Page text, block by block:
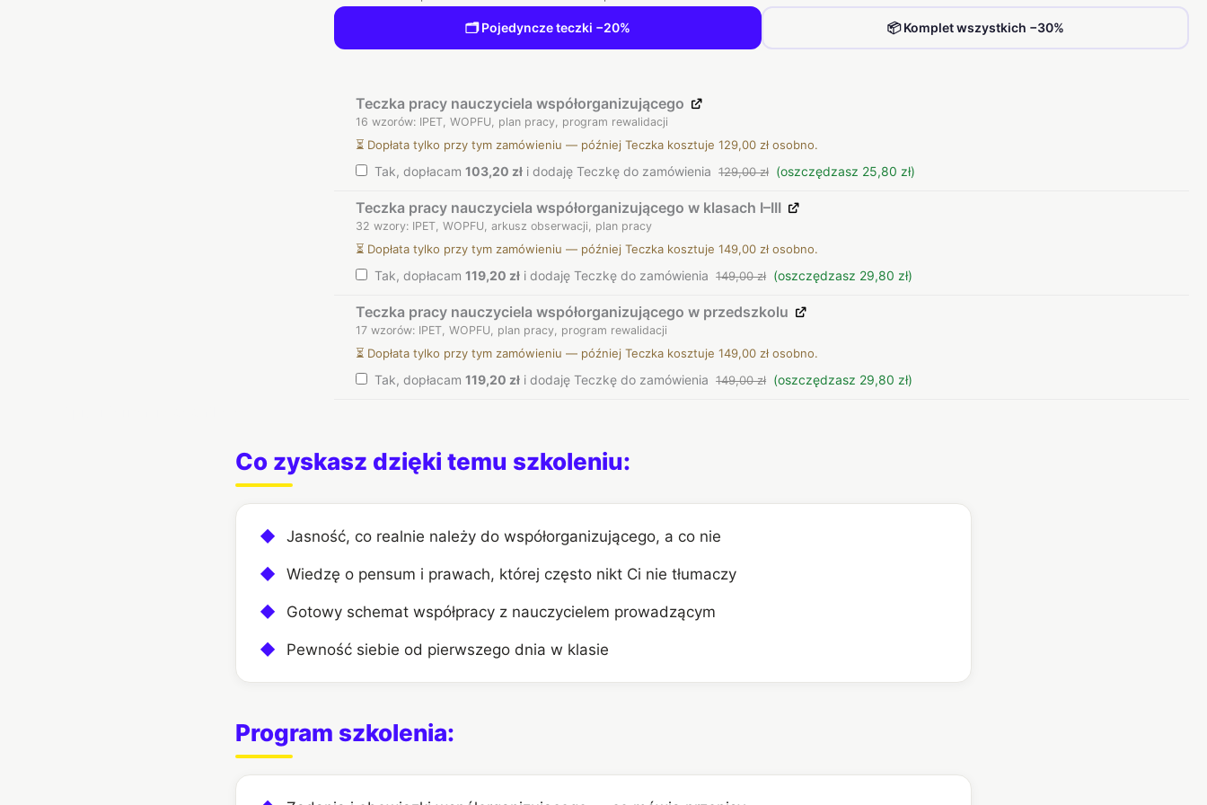
🗂️ Pojedyncze teczki −20% 📦 Komplet wszystkich −30%
Teczka pracy nauczyciela współorganizującego
16 wzorów: IPET, WOPFU, plan pracy, program rewalidacji
⏳ Dopłata tylko przy tym zamówieniu — później Teczka kosztuje 129,00 zł osobno.
Tak, dopłacam103,20 zł i dodaję Teczkę do zamówienia 129,00 zł (oszczędzasz 25,80 zł)
Teczka pracy nauczyciela współorganizującego w klasach I–III
32 wzory: IPET, WOPFU, arkusz obserwacji, plan pracy
⏳ Dopłata tylko przy tym zamówieniu — później Teczka kosztuje 149,00 zł osobno.
Tak, dopłacam119,20 zł i dodaję Teczkę do zamówienia 149,00 zł (oszczędzasz 29,80 zł)
Teczka pracy nauczyciela współorganizującego w przedszkolu
17 wzorów: IPET, WOPFU, plan pracy, program rewalidacji
⏳ Dopłata tylko przy tym zamówieniu — później Teczka kosztuje 149,00 zł osobno.
Tak, dopłacam119,20 zł i dodaję Teczkę do zamówienia 149,00 zł (oszczędzasz 29,80 zł)
Co zyskasz dzięki temu szkoleniu:
◆ Jasność, co realnie należy do współorganizującego, a co nie
◆ Wiedzę o pensum i prawach, której często nikt Ci nie tłumaczy
◆ Gotowy schemat współpracy z nauczycielem prowadzącym
◆ Pewność siebie od pierwszego dnia w klasie
Program szkolenia: